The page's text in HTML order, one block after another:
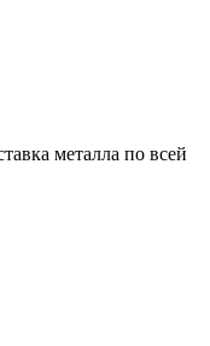
металла по всей